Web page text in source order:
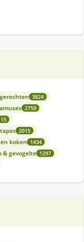
3824
2759
2015
koken 1434
& gevogelte 1297